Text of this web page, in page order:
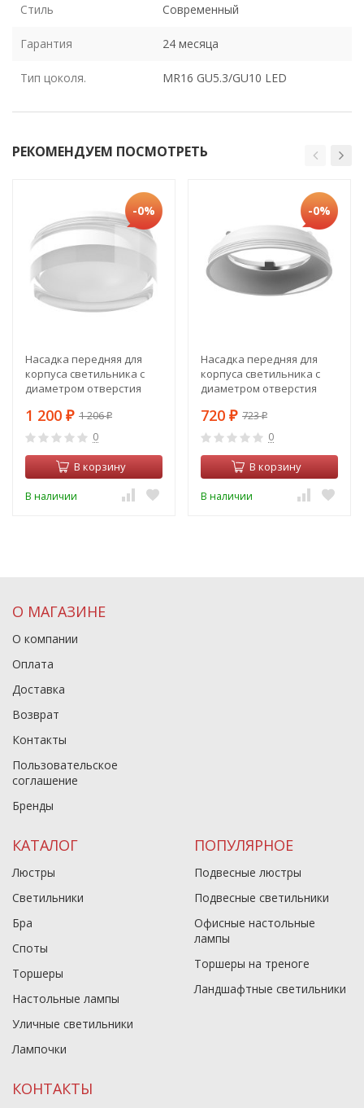
Стиль Современный
Гарантия 24 месяца
Тип цоколя. MR16 GU5.3/GU10 LED
РЕКОМЕНДУЕМ ПОСМОТРЕТЬ
-0%
Насадка передняя для
корпуса светильника с
диаметром отверстия
Spot N7160
1 200 ₽ 1 206₽
0
В корзину
В наличии
-0%
Насадка передняя для
корпуса светильника с
диаметром отверстия
Spot N7020
720 ₽ 723₽
0
В корзину
В наличии
О МАГАЗИНЕ
О компании
Оплата
Доставка
Возврат
Контакты
Пользовательское
соглашение
Бренды
КАТАЛОГ
Люстры
Светильники
Бра
Споты
Торшеры
Настольные лампы
Уличные светильники
Лампочки
ПОПУЛЯРНОЕ
Подвесные люстры
Подвесные светильники
Офисные настольные
лампы
Торшеры на треноге
Ландшафтные светильники
КОНТАКТЫ